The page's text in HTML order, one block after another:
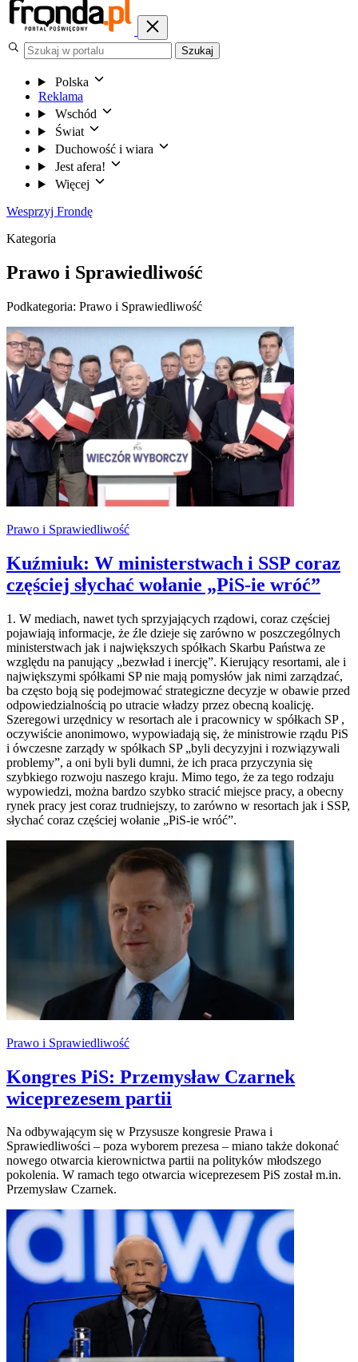
Szukaj
Polska
Reklama
Wschód
Świat
Duchowość i wiara
Jest afera!
Więcej
Wesprzyj Frondę
Kategoria
Prawo i Sprawiedliwość
Podkategoria: Prawo i Sprawiedliwość
Prawo i Sprawiedliwość
Kuźmiuk: W ministerstwach i SSP coraz
częściej słychać wołanie „PiS-ie wróć”
1. W mediach, nawet tych sprzyjających rządowi, coraz częściej
pojawiają informacje, że źle dzieje się zarówno w poszczególnych
ministerstwach jak i największych spółkach Skarbu Państwa ze
względu na panujący „bezwład i inercję”. Kierujący resortami, ale i
największymi spółkami SP nie mają pomysłów jak nimi zarządzać,
ba często boją się podejmować strategiczne decyzje w obawie przed
odpowiedzialnością po utracie władzy przez obecną koalicję.
Szeregowi urzędnicy w resortach ale i pracownicy w spółkach SP ,
oczywiście anonimowo, wypowiadają się, że ministrowie rządu PiS
i ówczesne zarządy w spółkach SP „byli decyzyjni i rozwiązywali
problemy”, a oni byli byli dumni, że ich praca przyczynia się
szybkiego rozwoju naszego kraju. Mimo tego, że za tego rodzaju
wypowiedzi, można bardzo szybko stracić miejsce pracy, a obecny
rynek pracy jest coraz trudniejszy, to zarówno w resortach jak i SSP,
słychać coraz częściej wołanie „PiS-ie wróć”.
Prawo i Sprawiedliwość
Kongres PiS: Przemysław Czarnek
wiceprezesem partii
Na odbywającym się w Przysusze kongresie Prawa i
Sprawiedliwości – poza wyborem prezesa – miano także dokonać
nowego otwarcia kierownictwa partii na polityków młodszego
pokolenia. W ramach tego otwarcia wiceprezesem PiS został m.in.
Przemysław Czarnek.